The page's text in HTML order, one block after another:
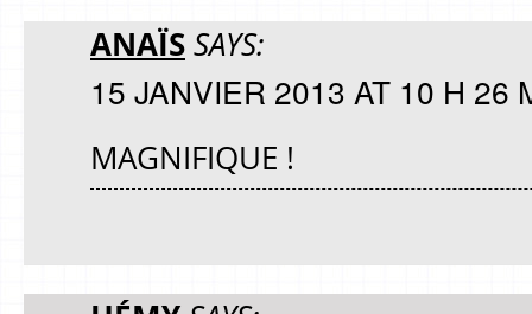
ANAÏSSAYS:
15 JANVIER 2013 AT 10 H 26
MAGNIFIQUE !